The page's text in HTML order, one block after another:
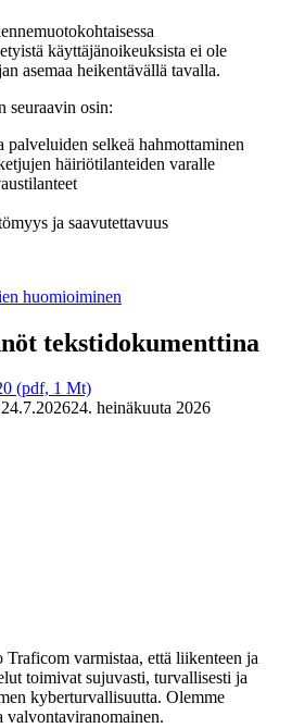
käyttäjänoikeuksista ei ole
asemaa heikentävällä tavalla.
seuraavin osin:
palveluiden selkeä hahmottaminen
häiriötilanteiden varalle
ja saavutettavuus
huomioiminen
tekstidokumenttina
(pdf, 1 Mt)
24.7.202624. heinäkuuta 2026
varmistaa, että liikenteen ja
toimivat sujuvasti, turvallisesti ja
kyberturvallisuutta. Olemme
valvontaviranomainen.